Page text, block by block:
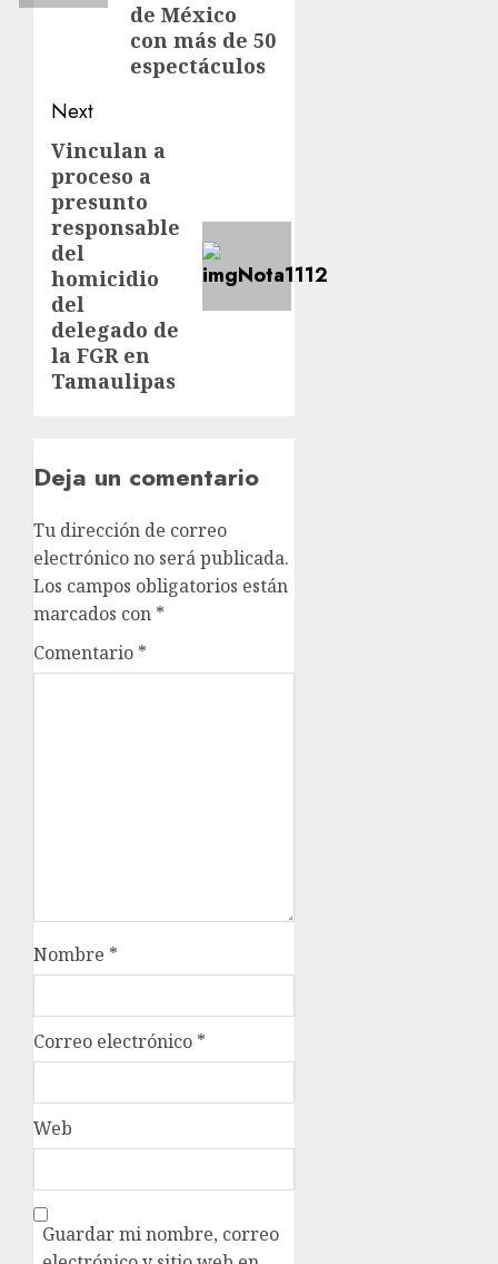
de México
con más de 50
espectáculos
Next
Vinculan a
proceso a
presunto
responsable
del
homicidio
del
delegado de
la FGR en
Tamaulipas
Deja un comentario
Tu dirección de correo
electrónico no será publicada.
Los campos obligatorios están
marcados con *
Comentario *
Nombre *
Correo electrónico *
Web
Guardar mi nombre, correo